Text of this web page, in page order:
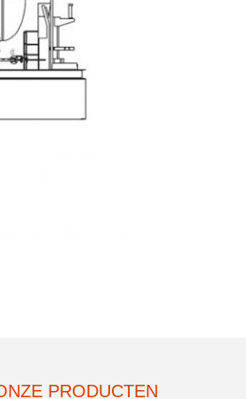
PRODUCTEN